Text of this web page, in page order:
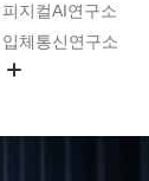
피지컬AI연구소
입체통신연구소